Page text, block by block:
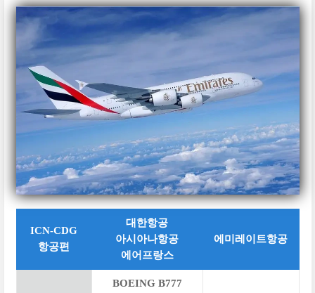
ICN-CDG
항공편
대한항공
아시아나항공
에어프랑스
에미레이트항공
BOEING B777